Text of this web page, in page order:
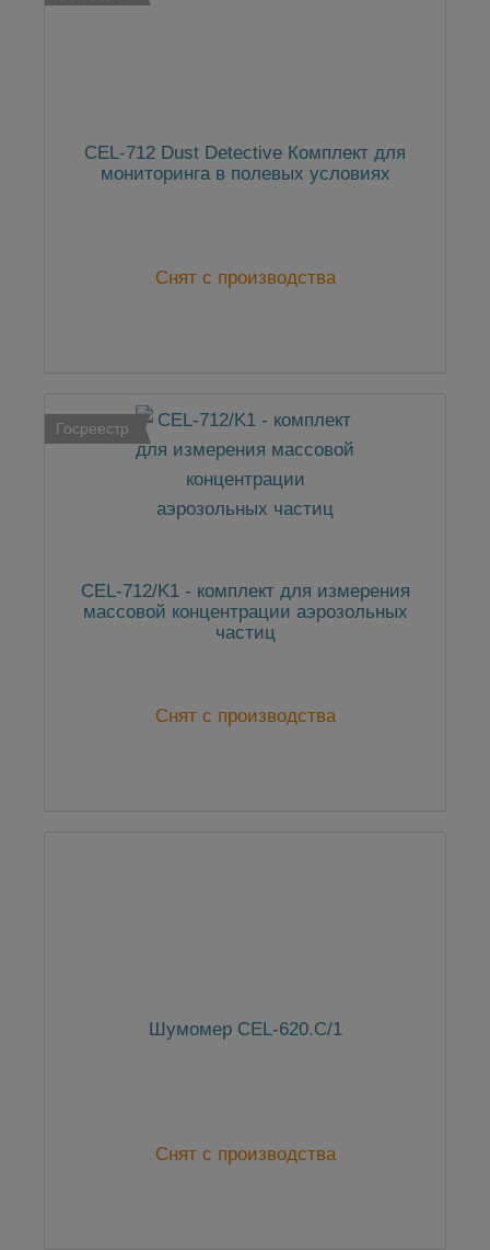
CEL-712 Dust Detective Комплект для
мониторинга в полевых условиях
Снят с производства
Госреестр
CEL-712/K1 - комплект для измерения
массовой концентрации аэрозольных
частиц
Снят с производства
Шумомер CEL-620.C/1
Снят с производства